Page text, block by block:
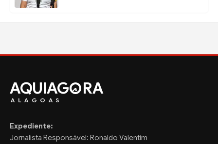
AQUIAG RA
ALAGOAS
Expediente:
Jornalista Responsável: Ronaldo Valentim